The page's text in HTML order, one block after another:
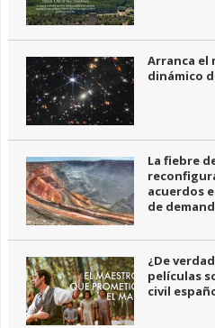
Arranca el
dinámico
La fiebre
acuerdos
de
¿De
películas
civil